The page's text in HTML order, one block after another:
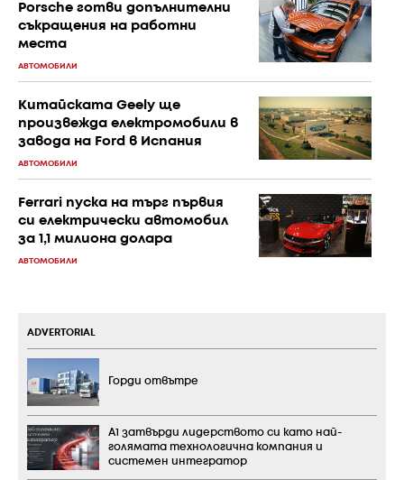
Porsche готви допълнителни
съкращения на работни
места
АВТОМОБИЛИ
Китайската Geely ще
произвежда електромобили в
завода на Ford в Испания
АВТОМОБИЛИ
Ferrari пуска на търг първия
си електрически автомобил
за 1,1 милиона долара
АВТОМОБИЛИ
ADVERTORIAL
Горди отвътре
А1 затвърди лидерството си като най-
голямата технологична компания и
системен интегратор